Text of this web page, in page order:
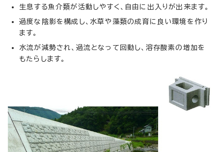
生息する魚介類が活動しやすく、自由に出入りが出来ます。
過度な陰影を構成し、水草や藻類の成育に良い環境を作り
ます。
水流が減勢され、過流となって回動し、溶存酸素の増加を
もたらします。